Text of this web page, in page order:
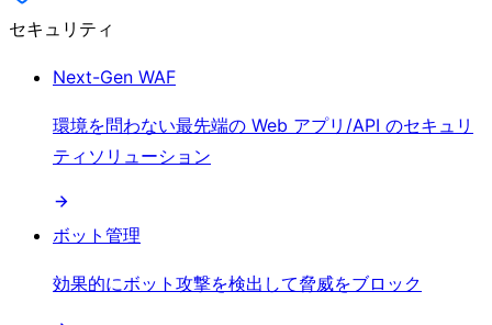
セキュリティ
Next-Gen WAF
環境を問わない最先端の Web アプリ/API のセキュリ
ティソリューション
ボット管理
効果的にボット攻撃を検出して脅威をブロック